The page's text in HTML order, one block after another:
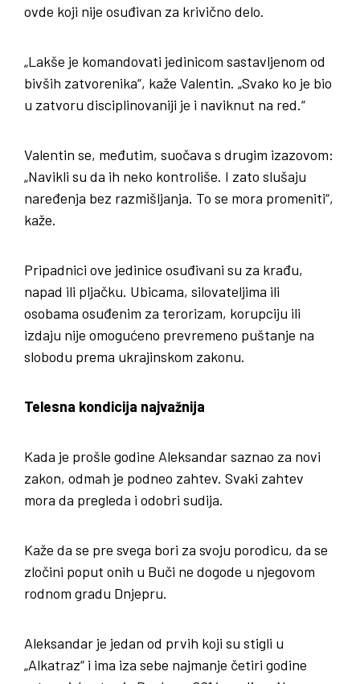
ovde koji nije osuđivan za krivično delo.
„Lakše je komandovati jedinicom sastavljenom od
bivših zatvorenika“, kaže Valentin. „Svako ko je bio
u zatvoru disciplinovaniji je i naviknut na red.“
Valentin se, međutim, suočava s drugim izazovom:
„Navikli su da ih neko kontroliše. I zato slušaju
naređenja bez razmišljanja. To se mora promeniti“,
kaže.
Pripadnici ove jedinice osuđivani su za krađu,
napad ili pljačku. Ubicama, silovateljima ili
osobama osuđenim za terorizam, korupciju ili
izdaju nije omogućeno prevremeno puštanje na
slobodu prema ukrajinskom zakonu.
Telesna kondicija najvažnija
Kada je prošle godine Aleksandar saznao za novi
zakon, odmah je podneo zahtev. Svaki zahtev
mora da pregleda i odobri sudija.
Kaže da se pre svega bori za svoju porodicu, da se
zločini poput onih u Buči ne dogode u njegovom
rodnom gradu Dnjepru.
Aleksandar je jedan od prvih koji su stigli u
„Alkatraz“ i ima iza sebe najmanje četiri godine